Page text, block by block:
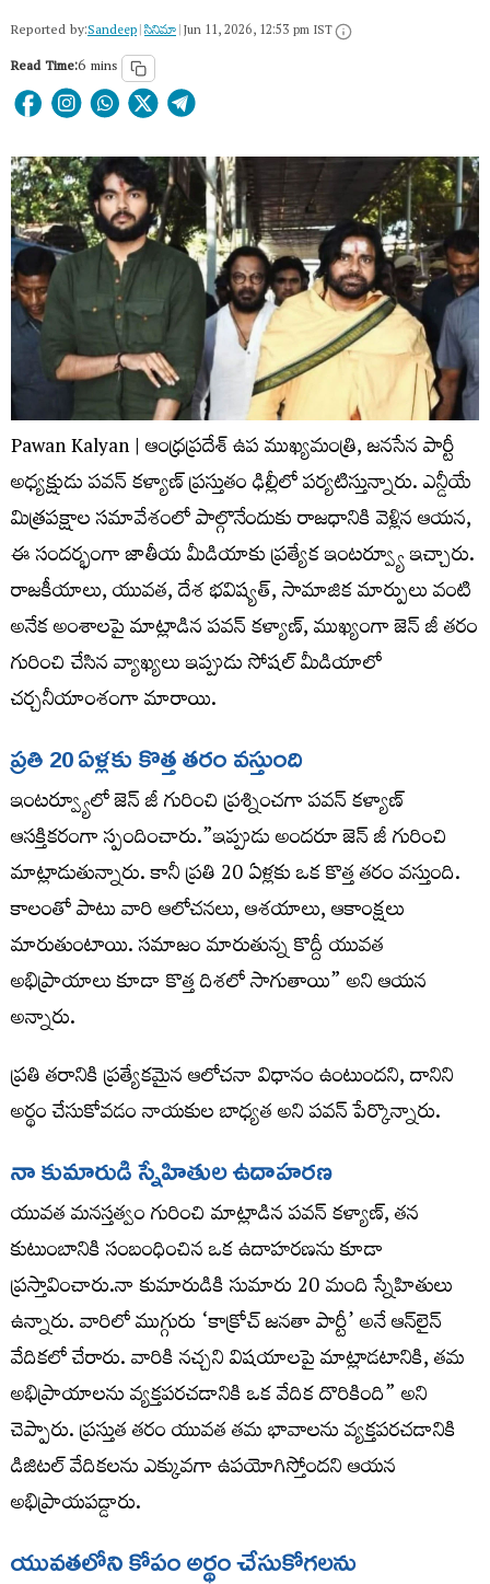
Reported by:Sandeep|సినిమా|Jun 11, 2026, 12:53 pm IST
Read Time:6 mins
Pawan Kalyan | ఆంధ్రప్రదేశ్ ఉప ముఖ్యమంత్రి, జనసేన పార్టీ
అధ్యక్షుడు పవన్ కళ్యాణ్ ప్రస్తుతం ఢిల్లీలో పర్యటిస్తున్నారు. ఎన్డీయే
మిత్రపక్షాల సమావేశంలో పాల్గొనేందుకు రాజధానికి వెళ్లిన ఆయన,
ఈ సందర్భంగా జాతీయ మీడియాకు ప్రత్యేక ఇంటర్వ్యూ ఇచ్చారు.
రాజకీయాలు, యువత, దేశ భవిష్యత్, సామాజిక మార్పులు వంటి
అనేక అంశాలపై మాట్లాడిన పవన్ కళ్యాణ్, ముఖ్యంగా జెన్ జీ తరం
గురించి చేసిన వ్యాఖ్యలు ఇప్పుడు సోషల్ మీడియాలో
చర్చనీయాంశంగా మారాయి.
ప్రతి 20 ఏళ్లకు కొత్త తరం వస్తుంది
ఇంటర్వ్యూలో జెన్ జీ గురించి ప్రశ్నించగా పవన్ కళ్యాణ్
ఆసక్తికరంగా స్పందించారు.”ఇప్పుడు అందరూ జెన్ జీ గురించి
మాట్లాడుతున్నారు. కానీ ప్రతి 20 ఏళ్లకు ఒక కొత్త తరం వస్తుంది.
కాలంతో పాటు వారి ఆలోచనలు, ఆశయాలు, ఆకాంక్షలు
మారుతుంటాయి. సమాజం మారుతున్న కొద్దీ యువత
అభిప్రాయాలు కూడా కొత్త దిశలో సాగుతాయి” అని ఆయన
అన్నారు.
ప్రతి తరానికి ప్రత్యేకమైన ఆలోచనా విధానం ఉంటుందని, దానిని
అర్థం చేసుకోవడం నాయకుల బాధ్యత అని పవన్ పేర్కొన్నారు.
నా కుమారుడి స్నేహితుల ఉదాహరణ
యువత మనస్తత్వం గురించి మాట్లాడిన పవన్ కళ్యాణ్, తన
కుటుంబానికి సంబంధించిన ఒక ఉదాహరణను కూడా
ప్రస్తావించారు.నా కుమారుడికి సుమారు 20 మంది స్నేహితులు
ఉన్నారు. వారిలో ముగ్గురు ‘కాక్రోచ్ జనతా పార్టీ’ అనే ఆన్‌లైన్
వేదికలో చేరారు. వారికి నచ్చని విషయాలపై మాట్లాడటానికి, తమ
అభిప్రాయాలను వ్యక్తపరచడానికి ఒక వేదిక దొరికింది” అని
చెప్పారు. ప్రస్తుత తరం యువత తమ భావాలను వ్యక్తపరచడానికి
డిజిటల్ వేదికలను ఎక్కువగా ఉపయోగిస్తోందని ఆయన
అభిప్రాయపడ్డారు.
యువతలోని కోపం అర్థం చేసుకోగలను